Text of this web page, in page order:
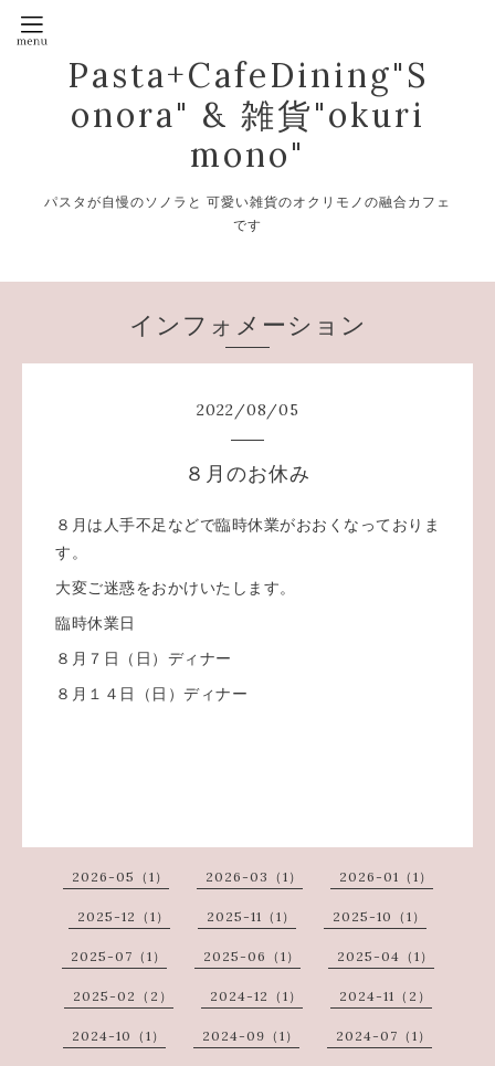
Pasta+CafeDining"S
onora" & 雑貨"okuri
mono"
パスタが自慢のソノラと 可愛い雑貨のオクリモノの融合カフェ
です
インフォメーション
2022/08/05
８月のお休み
８月は人手不足などで臨時休業がおおくなっておりま
す。
大変ご迷惑をおかけいたします。
臨時休業日
８月７日（日）ディナー
８月１４日（日）ディナー
2026-05（1） 2026-03（1） 2026-01（1）
2025-12（1） 2025-11（1） 2025-10（1）
2025-07（1） 2025-06（1） 2025-04（1）
2025-02（2） 2024-12（1） 2024-11（2）
2024-10（1） 2024-09（1） 2024-07（1）